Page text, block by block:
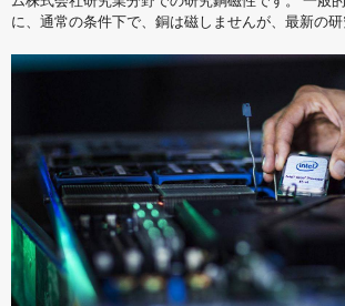
に、通常の条件下で、銅は磁しませんが、最新の